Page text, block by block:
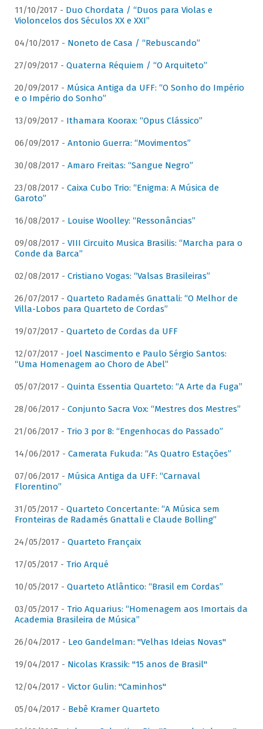
11/10/2017 - Duo Chordata / “Duos para Violas e
Violoncelos dos Séculos XX e XXI”
04/10/2017 - Noneto de Casa / “Rebuscando”
27/09/2017 - Quaterna Réquiem / “O Arquiteto”
20/09/2017 - Música Antiga da UFF: “O Sonho do Império
e o Império do Sonho”
13/09/2017 - Ithamara Koorax: “Opus Clássico”
06/09/2017 - Antonio Guerra: “Movimentos”
30/08/2017 - Amaro Freitas: “Sangue Negro”
23/08/2017 - Caixa Cubo Trio: “Enigma: A Música de
Garoto”
16/08/2017 - Louise Woolley: “Ressonâncias”
09/08/2017 - VIII Circuito Musica Brasilis: “Marcha para o
Conde da Barca”
02/08/2017 - Cristiano Vogas: “Valsas Brasileiras”
26/07/2017 - Quarteto Radamés Gnattali: “O Melhor de
Villa-Lobos para Quarteto de Cordas”
19/07/2017 - Quarteto de Cordas da UFF
12/07/2017 - Joel Nascimento e Paulo Sérgio Santos:
“Uma Homenagem ao Choro de Abel”
05/07/2017 - Quinta Essentia Quarteto: “A Arte da Fuga”
28/06/2017 - Conjunto Sacra Vox: “Mestres dos Mestres”
21/06/2017 - Trio 3 por 8: “Engenhocas do Passado”
14/06/2017 - Camerata Fukuda: “As Quatro Estações”
07/06/2017 - Música Antiga da UFF: “Carnaval
Florentino”
31/05/2017 - Quarteto Concertante: “A Música sem
Fronteiras de Radamés Gnattali e Claude Bolling”
24/05/2017 - Quarteto Françaix
17/05/2017 - Trio Arqué
10/05/2017 - Quarteto Atlântico: “Brasil em Cordas”
03/05/2017 - Trio Aquarius: “Homenagem aos Imortais da
Academia Brasileira de Música”
26/04/2017 - Leo Gandelman: "Velhas Ideias Novas"
19/04/2017 - Nicolas Krassik: "15 anos de Brasil"
12/04/2017 - Victor Gulin: "Caminhos"
05/04/2017 - Bebê Kramer Quarteto